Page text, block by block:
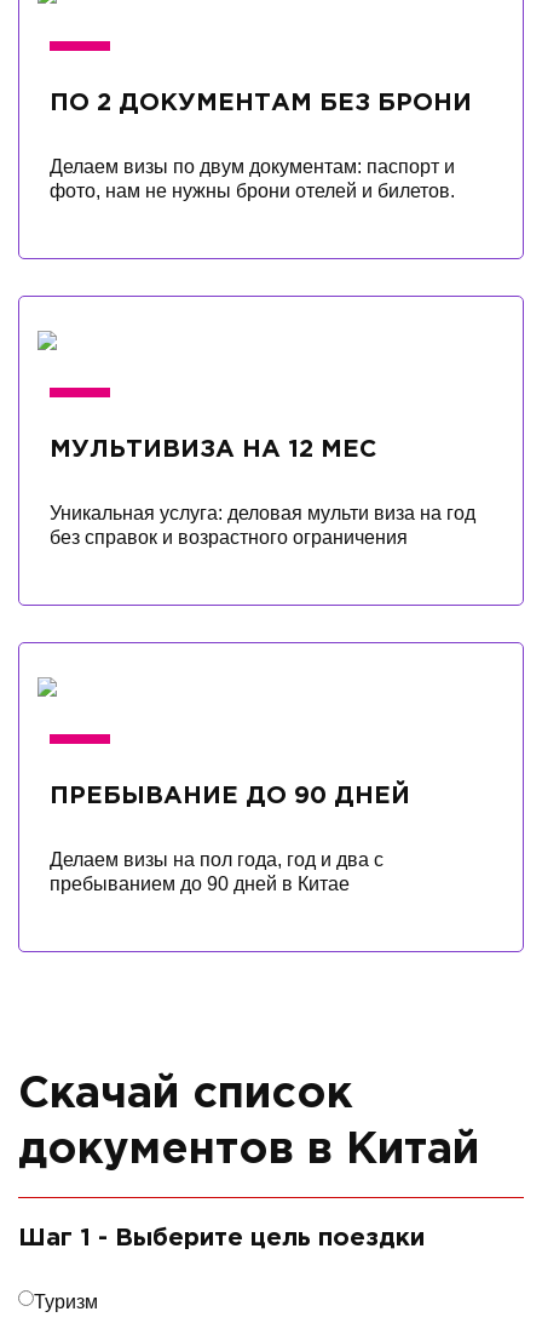
ПО 2 ДОКУМЕНТАМ БЕЗ БРОНИ
Делаем визы по двум документам: паспорт и
фото, нам не нужны брони отелей и билетов.
МУЛЬТИВИЗА НА 12 МЕС
Уникальная услуга: деловая мульти виза на год
без справок и возрастного ограничения
ПРЕБЫВАНИЕ ДО 90 ДНЕЙ
Делаем визы на пол года, год и два с
пребыванием до 90 дней в Китае
Скачай список
документов в Китай
Шаг 1 - Выберите цель поездки
Туризм